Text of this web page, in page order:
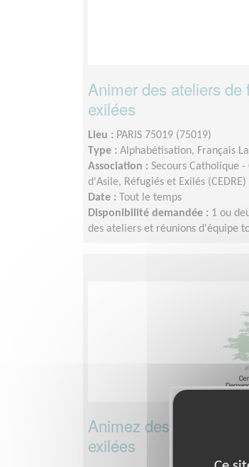
Animer des ateliers de
exilées
Lieu : PARIS 75019 (75019)
Type : Alphabétisation, Français
Association : Secours Catholique
d'Asile, Réfugiés et Exilés (CEDRE)
Date : Tout le temps
Disponibilité demandée : 1 ou
des ateliers et réunions d'équipe
Animez des ateliers
exilées